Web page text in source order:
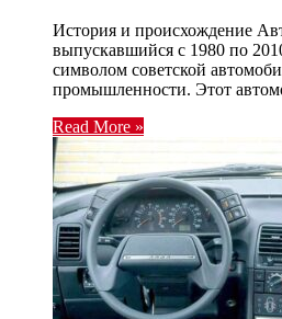
История и происхождение
выпускавшийся с 1980 по
символом советской
промышленности. Этот
Read More »